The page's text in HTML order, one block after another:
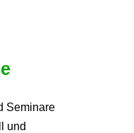
Seminare
und